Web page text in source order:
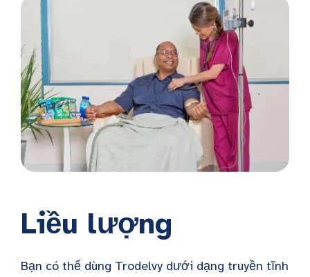
Liều lượng
Bạn có thể dùng Trodelvy dưới dạng truyền tĩnh